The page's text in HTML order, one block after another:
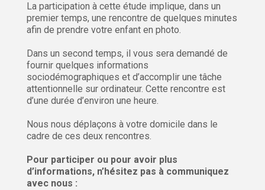
La participation à cette étude implique, dans un
premier temps, une rencontre de quelques minutes
afin de prendre votre enfant en photo.
Dans un second temps, il vous sera demandé de
fournir quelques informations
sociodémographiques et d’accomplir une tâche
attentionnelle sur ordinateur. Cette rencontre est
d’une durée d’environ une heure.
Nous nous déplaçons à votre domicile dans le
cadre de ces deux rencontres.
Pour participer ou pour avoir plus
d’informations, n’hésitez pas à communiquez
avec nous :